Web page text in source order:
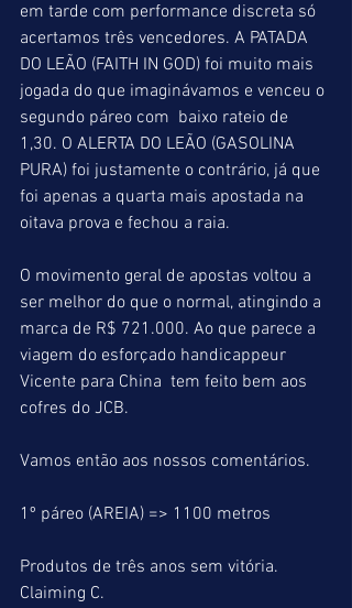
em tarde com performance discreta só
acertamos três vencedores. A PATADA
DO LEÃO (FAITH IN GOD) foi muito mais
jogada do que imaginávamos e venceu o
segundo páreo com  baixo rateio de
1,30. O ALERTA DO LEÃO (GASOLINA
PURA) foi justamente o contrário, já que
foi apenas a quarta mais apostada na
oitava prova e fechou a raia.
O movimento geral de apostas voltou a
ser melhor do que o normal, atingindo a
marca de R$ 721.000. Ao que parece a
viagem do esforçado handicappeur
Vicente para China  tem feito bem aos
cofres do JCB.
Vamos então aos nossos comentários.
1º páreo (AREIA) => 1100 metros
Produtos de três anos sem vitória.
Claiming C.